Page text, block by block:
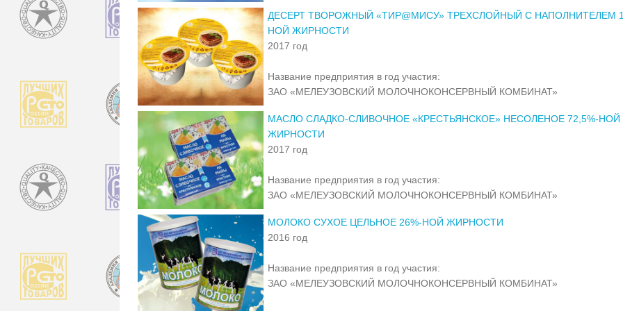
ДЕСЕРТ ТВОРОЖНЫЙ «ТИР@МИСУ» ТРЕХСЛОЙНЫЙ С НАПОЛНИТЕЛЕМ
НОЙ ЖИРНОСТИ
2017 год
Название предприятия в год участия:
ЗАО «МЕЛЕУЗОВСКИЙ МОЛОЧНОКОНСЕРВНЫЙ КОМБИНАТ»
МАСЛО СЛАДКО-СЛИВОЧНОЕ «КРЕСТЬЯНСКОЕ» НЕСОЛЕНОЕ 72,5%-НОЙ
ЖИРНОСТИ
2017 год
Название предприятия в год участия:
ЗАО «МЕЛЕУЗОВСКИЙ МОЛОЧНОКОНСЕРВНЫЙ КОМБИНАТ»
МОЛОКО СУХОЕ ЦЕЛЬНОЕ 26%-НОЙ ЖИРНОСТИ
2016 год
Название предприятия в год участия:
ЗАО «МЕЛЕУЗОВСКИЙ МОЛОЧНОКОНСЕРВНЫЙ КОМБИНАТ»